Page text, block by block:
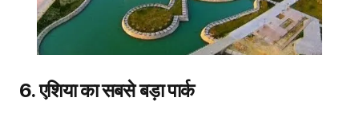
6. एशिया का सबसे बड़ा पार्क